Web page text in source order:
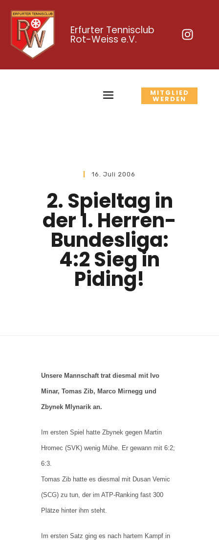
Erfurter Tennisclub
Rot-Weiss e.V.
MITGLIED
WERDEN
16. Juli 2006
2. Spieltag in
der 1. Herren-
Bundesliga:
4:2 Sieg in
Piding!
Unsere Mannschaft trat diesmal mit Ivo
Minar, Tomas Zib, Marco Mirnegg und
Zbynek Mlynarik an.
Im ersten Spiel hatte Zbynek gegen Martin
Hromec (SVK) wenig Mühe. Er gewann mit 6:2;
6:3.
Tomas Zib hatte es diesmal mit Dusan Vemic
(SCG) zu tun, der im ATP-Ranking fast 300
Plätze hinter ihm steht.
Im ersten Satz ging es nach hartem Kampf in